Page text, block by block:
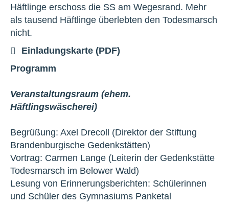
Häftlinge erschoss die SS am Wegesrand. Mehr
als tausend Häftlinge überlebten den Todesmarsch
nicht.
Einladungskarte (PDF)
Programm
Veranstaltungsraum (ehem.
Häftlingswäscherei)
Begrüßung: Axel Drecoll (Direktor der Stiftung
Brandenburgische Gedenkstätten)
Vortrag: Carmen Lange (Leiterin der Gedenkstätte
Todesmarsch im Belower Wald)
Lesung von Erinnerungsberichten: Schülerinnen
und Schüler des Gymnasiums Panketal